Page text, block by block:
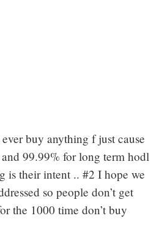
buy anything f just cause
99.99% for long term hodl
is their intent .. #2 I hope we
so people don’t get
the 1000 time don’t buy